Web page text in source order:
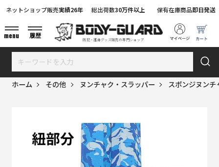
防犯・護身グッズ販売の専門ショップ
ネットショップ販売実績26年 総出荷数30万件以上 保有在庫商品即日発送
menu 履歴
ホーム その他 ヌンチャク・スラッパー スポンジヌンチ